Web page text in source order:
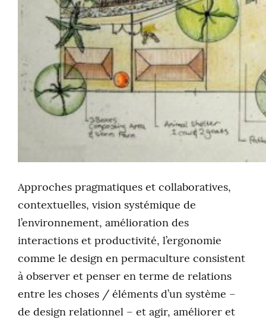
Approches pragmatiques et collaboratives,
contextuelles, vision systémique de
l’environnement, amélioration des
interactions et productivité, l’ergonomie
comme le design en permaculture consistent
à observer et penser en terme de relations
entre les choses / éléments d’un système –
de design relationnel – et agir, améliorer et